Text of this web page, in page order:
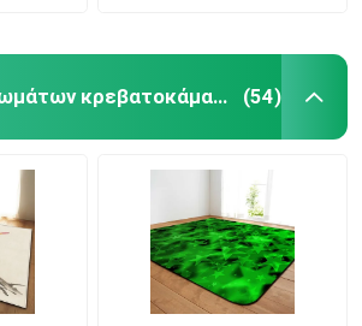
Τάπητες πατωμάτων κρεβατοκάμαρων (54)